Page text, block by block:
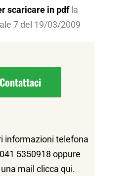
scaricare in pdfla
7 del 19/03/2009
Contattaci
informazioni telefona
041 5350918 oppure
mail clicca qui.